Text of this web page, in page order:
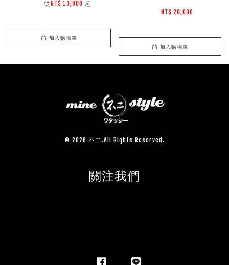
        從
NT$ 13,000 起
加入購物車
NT$ 20,000
加入購物車
© 2026 不二.All Rights Reserved.
關注我們